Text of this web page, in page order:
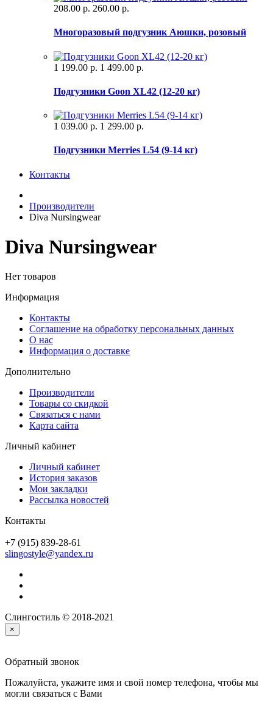
208.00 р. 260.00 р.
Многоразовый подгузник Аюшки, розовый
1 199.00 р. 1 499.00 р.
Подгузники Goon XL42 (12-20 кг)
1 039.00 р. 1 299.00 р.
Подгузники Merries L54 (9-14 кг)
Контакты
Производители
Diva Nursingwear
Diva Nursingwear
Нет товаров
Информация
Контакты
Соглашение на обработку персональных данных
О нас
Информация о доставке
Дополнительно
Производители
Товары со скидкой
Связаться с нами
Карта сайта
Личный кабинет
Личный кабинет
История заказов
Мои закладки
Рассылка новостей
Контакты
+7 (915) 839-28-61
slingostyle@yandex.ru
Слингостиль © 2018-2021
×
Обратный звонок
Пожалуйста, укажите имя и свой номер телефона, чтобы мы
могли связаться с Вами